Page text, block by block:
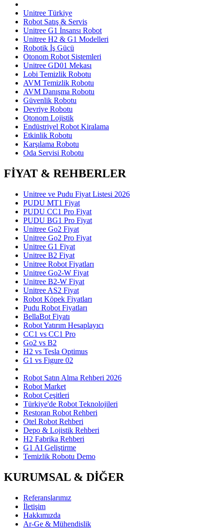
Unitree Türkiye
Robot Satış & Servis
Unitree G1 İnsansı Robot
Unitree H2 & G1 Modelleri
Robotik İş Gücü
Otonom Robot Sistemleri
Unitree GD01 Mekası
Lobi Temizlik Robotu
AVM Temizlik Robotu
AVM Danışma Robotu
Güvenlik Robotu
Devriye Robotu
Otonom Lojistik
Endüstriyel Robot Kiralama
Etkinlik Robotu
Karşılama Robotu
Oda Servisi Robotu
FİYAT & REHBERLER
Unitree ve Pudu Fiyat Listesi 2026
PUDU MT1 Fiyat
PUDU CC1 Pro Fiyat
PUDU BG1 Pro Fiyat
Unitree Go2 Fiyat
Unitree Go2 Pro Fiyat
Unitree G1 Fiyat
Unitree B2 Fiyat
Unitree Robot Fiyatları
Unitree Go2-W Fiyat
Unitree B2-W Fiyat
Unitree AS2 Fiyat
Robot Köpek Fiyatları
Pudu Robot Fiyatları
BellaBot Fiyatı
Robot Yatırım Hesaplayıcı
CC1 vs CC1 Pro
Go2 vs B2
H2 vs Tesla Optimus
G1 vs Figure 02
Robot Satın Alma Rehberi 2026
Robot Market
Robot Çeşitleri
Türkiye'de Robot Teknolojileri
Restoran Robot Rehberi
Otel Robot Rehberi
Depo & Lojistik Rehberi
H2 Fabrika Rehberi
G1 AI Geliştirme
Temizlik Robotu Demo
KURUMSAL & DİĞER
Referanslarımız
İletişim
Hakkımızda
Ar-Ge & Mühendislik